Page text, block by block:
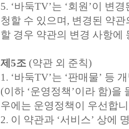
5. ‘바둑TV’는 ‘회원’이 변
청할 수 있으며, 변경된 약
할 경우 약관의 변경 사항에
제5조 (약관 외 준칙)
1. ‘바둑TV’는 ‘판매물’ 등
(이하 ‘운영정책’이라 함)을
우에는 운영정책이 우선합
2. 이 약관과 ‘서비스’ 상에